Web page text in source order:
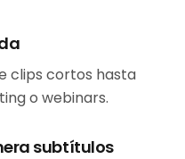
clips cortos hasta
o webinars.
subtítulos